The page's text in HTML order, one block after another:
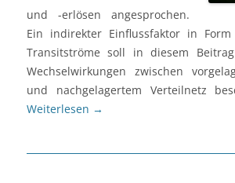
und -erlösen angesprochen.
Ein indirekter Einflussfaktor in
Transitströme soll in diesem
Wechselwirkungen zwischen
und nachgelagertem Verteilnetz
Weiterlesen →